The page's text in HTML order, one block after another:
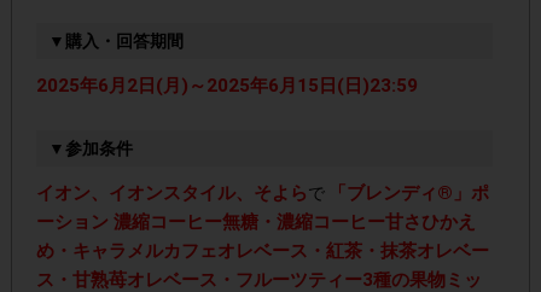
▼購入・回答期間
2025年6月2日(月)～2025年6月15日(日)23:59
▼参加条件
イオン、イオンスタイル、そよらで
「ブレンディ®」ポ
ーション 濃縮コーヒー無糖・濃縮コーヒー甘さひかえ
め・キャラメルカフェオレベース・紅茶・抹茶オレベー
ス・甘熟苺オレベース・フルーツティー3種の果物ミッ